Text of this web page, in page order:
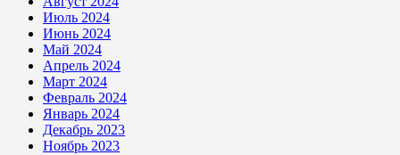
Июль 2024
Июнь 2024
Май 2024
Апрель 2024
Март 2024
Февраль 2024
Январь 2024
Декабрь 2023
Ноябрь 2023